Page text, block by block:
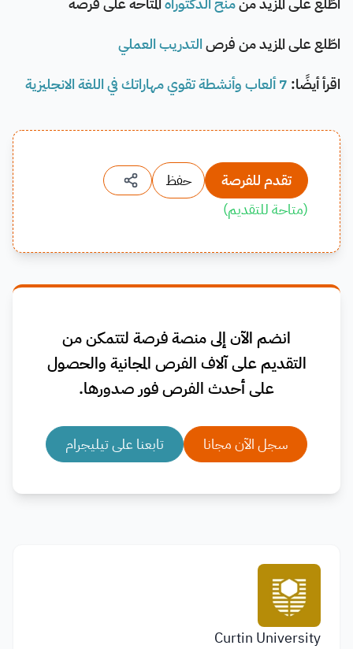
اطّلع على المزيد من فرصالتدريب العملي
اقرأ أيضًا:
تقدم للفرصة
حفظ
(متاحة للتقديم)
انضم الآن إلى منصة فرصة لتتمكن من
التقديم على آلاف الفرص المجانية والحصول
على أحدث الفرص فور صدورها.
سجل الآن مجانا تابعنا على تيليجرام
Curtin University